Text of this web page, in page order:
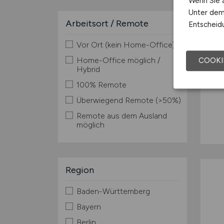
Arbeitsort / Remote
Vor Ort (kein Home-Office)
Home-Office möglich /
Hybrid
100% Remote
Überwiegend Remote (>50%)
Remote aus dem Ausland
möglich
Region
Baden-Württemberg
Bayern
Unter